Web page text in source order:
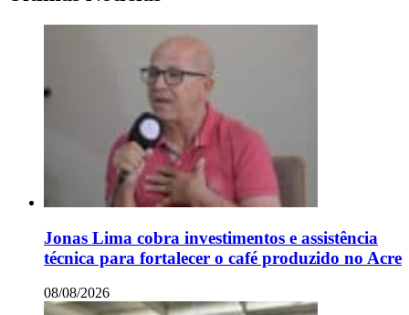
Jonas Lima cobra investimentos e assistência
técnica para fortalecer o café produzido no Acre
08/08/2026